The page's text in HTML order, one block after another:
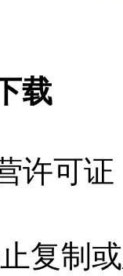
载
许可
复制